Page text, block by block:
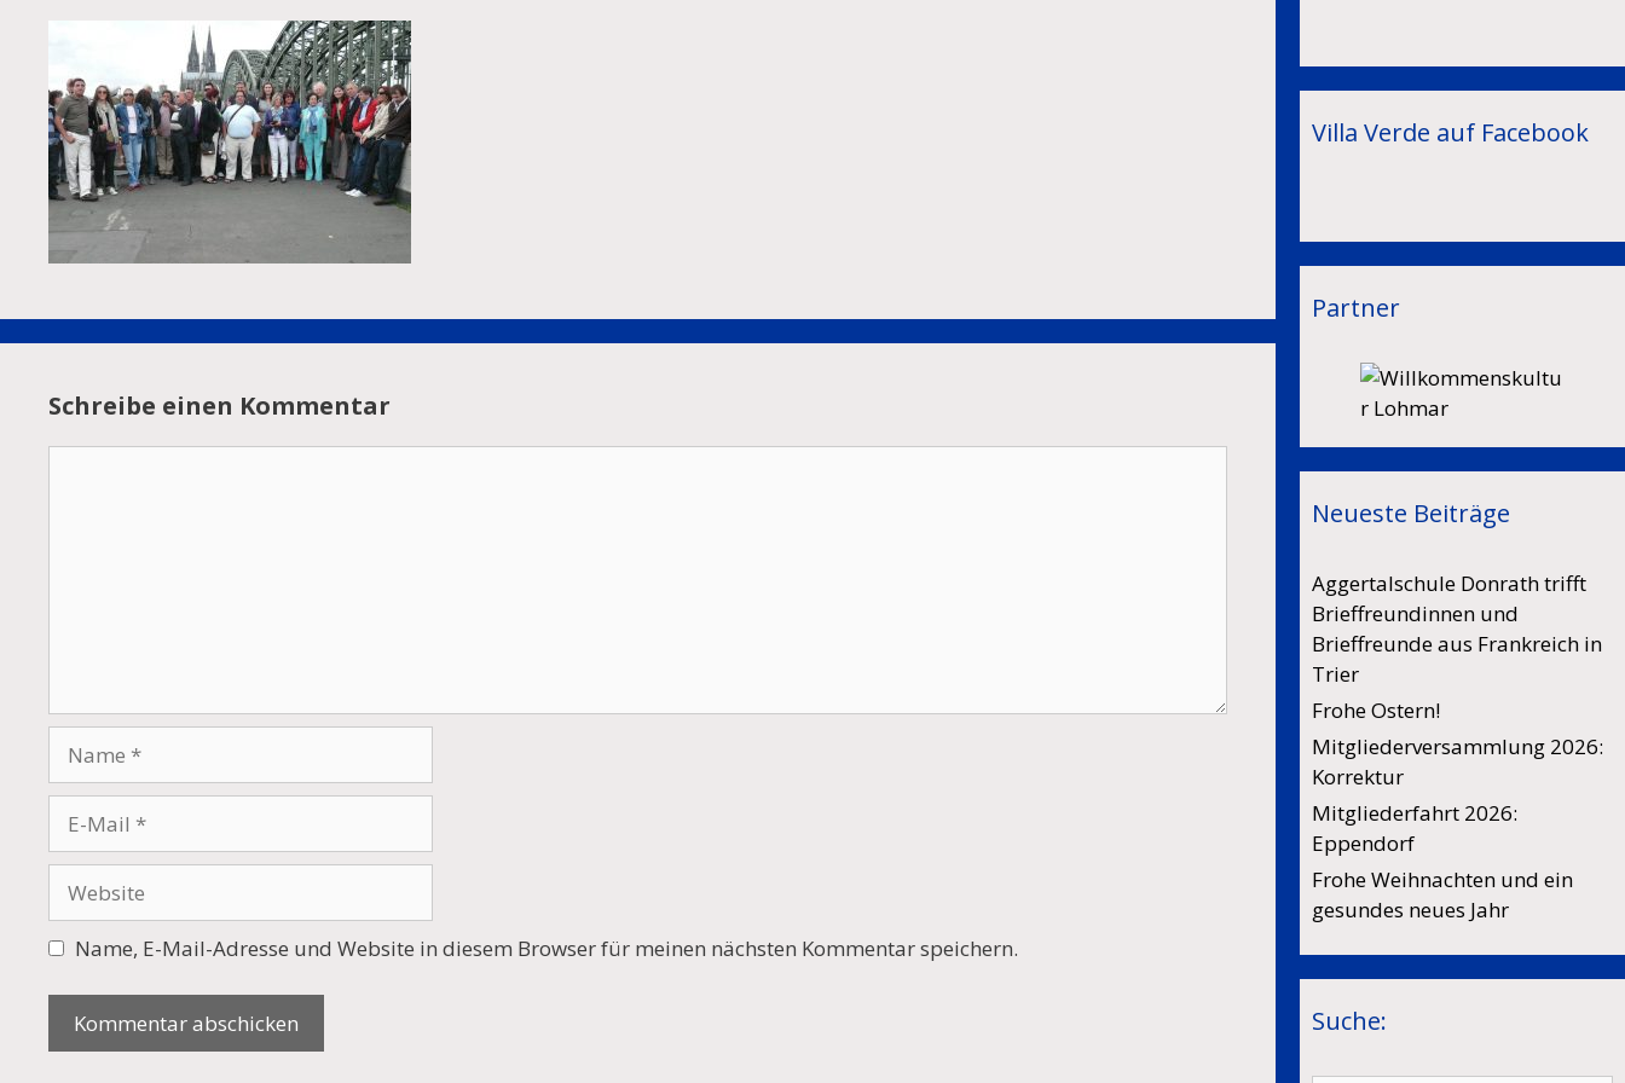
Schreibe einen Kommentar
Mail
Name, E-Mail-Adresse und Website in diesem Browser für meinen nächsten Kommentar speichern.
Villa Verde auf Facebook
Partner
Neueste Beiträge
Aggertalschule Donrath trifft
Brieffreundinnen und
Brieffreunde aus Frankreich in
Trier
Frohe Ostern!
Mitgliederversammlung 2026:
Korrektur
Mitgliederfahrt 2026:
Eppendorf
Frohe Weihnachten und ein
gesundes neues Jahr
Suche: